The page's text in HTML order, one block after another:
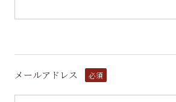
メールアドレス 必須